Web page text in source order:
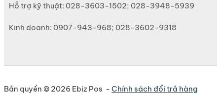
Hỗ trợ kỹ thuật: 028-3603-1502; 028-3948-5939
Kinh doanh: 0907-943-968; 028-3602-9318
Bản quyền © 2026 Ebiz Pos - Chính sách đổi trả hàng